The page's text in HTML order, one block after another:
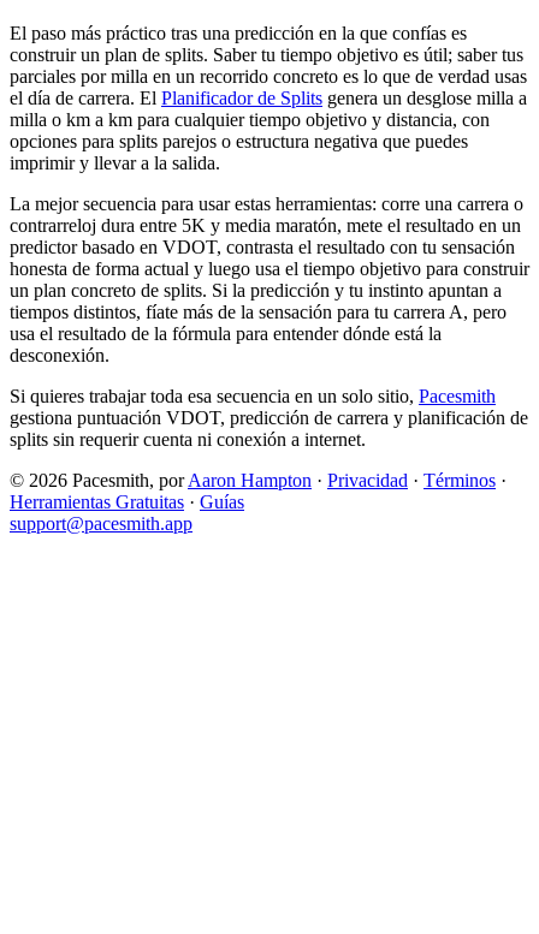
El paso más práctico tras una predicción en la que confías es
construir un plan de splits. Saber tu tiempo objetivo es útil; saber tus
parciales por milla en un recorrido concreto es lo que de verdad usas
el día de carrera. El Planificador de Splits genera un desglose milla a
milla o km a km para cualquier tiempo objetivo y distancia, con
opciones para splits parejos o estructura negativa que puedes
imprimir y llevar a la salida.
La mejor secuencia para usar estas herramientas: corre una carrera o
contrarreloj dura entre 5K y media maratón, mete el resultado en un
predictor basado en VDOT, contrasta el resultado con tu sensación
honesta de forma actual y luego usa el tiempo objetivo para construir
un plan concreto de splits. Si la predicción y tu instinto apuntan a
tiempos distintos, fíate más de la sensación para tu carrera A, pero
usa el resultado de la fórmula para entender dónde está la
desconexión.
Si quieres trabajar toda esa secuencia en un solo sitio, Pacesmith
gestiona puntuación VDOT, predicción de carrera y planificación de
splits sin requerir cuenta ni conexión a internet.
© 2026 Pacesmith, porAaron Hampton · Privacidad · Términos ·
Herramientas Gratuitas · Guías
support@pacesmith.app